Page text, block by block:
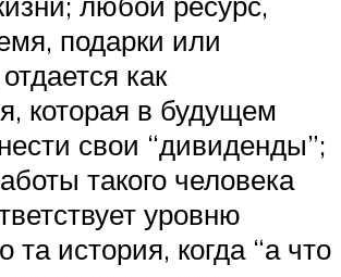
подарки или
как
которая в будущем
свои “дивиденды”;
такого человека
уровню
та история, когда “а что